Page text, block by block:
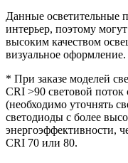
Данные осветительные
интерьер, поэтому могут
высоким качеством
визуальное оформление.
* При заказе моделей
CRI >90 световой
(необходимо уточнять
светодиоды с более
энергоэффективности,
CRI 70 или 80.